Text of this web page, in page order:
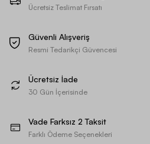
Ücretsiz Teslimat Fırsatı
Güvenli Alışveriş
Resmi Tedarikçi Güvencesi
Ücretsiz İade
30 Gün İçerisinde
Vade Farksız 2 Taksit
Farklı Ödeme Seçenekleri